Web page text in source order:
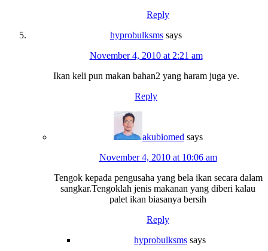
Reply
hyprobulksms says
November 4, 2010 at 2:21 am
Ikan keli pun makan bahan2 yang haram juga ye.
Reply
akubiomed says
November 4, 2010 at 10:06 am
Tengok kepada pengusaha yang bela ikan secara dalam
sangkar.Tengoklah jenis makanan yang diberi kalau
palet ikan biasanya bersih
Reply
hyprobulksms says